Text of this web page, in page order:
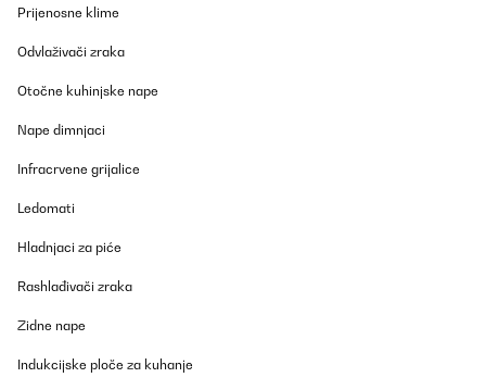
regalo!
Utente Amazon
Preis. Absolut super schnelle Lieferung ( Montag bestell, Dienstag
Prijenosne klime
Odvlaživači zraka
Otočne kuhinjske nape
Nape dimnjaci
Infracrvene grijalice
Ledomati
Hladnjaci za piće
Rashlađivači zraka
Zidne nape
Indukcijske ploče za kuhanje